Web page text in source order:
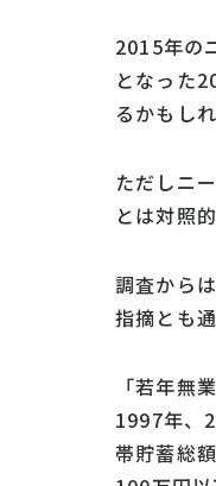
2015年の
となった
るかもし
ただしニ
とは対照的
調査から
指摘とも
「若年無
1997年、
帯貯蓄総